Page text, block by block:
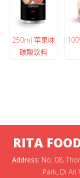
250ml 苹果味
碳酸饮料
RITA
Address: No. 08,
Park, Di